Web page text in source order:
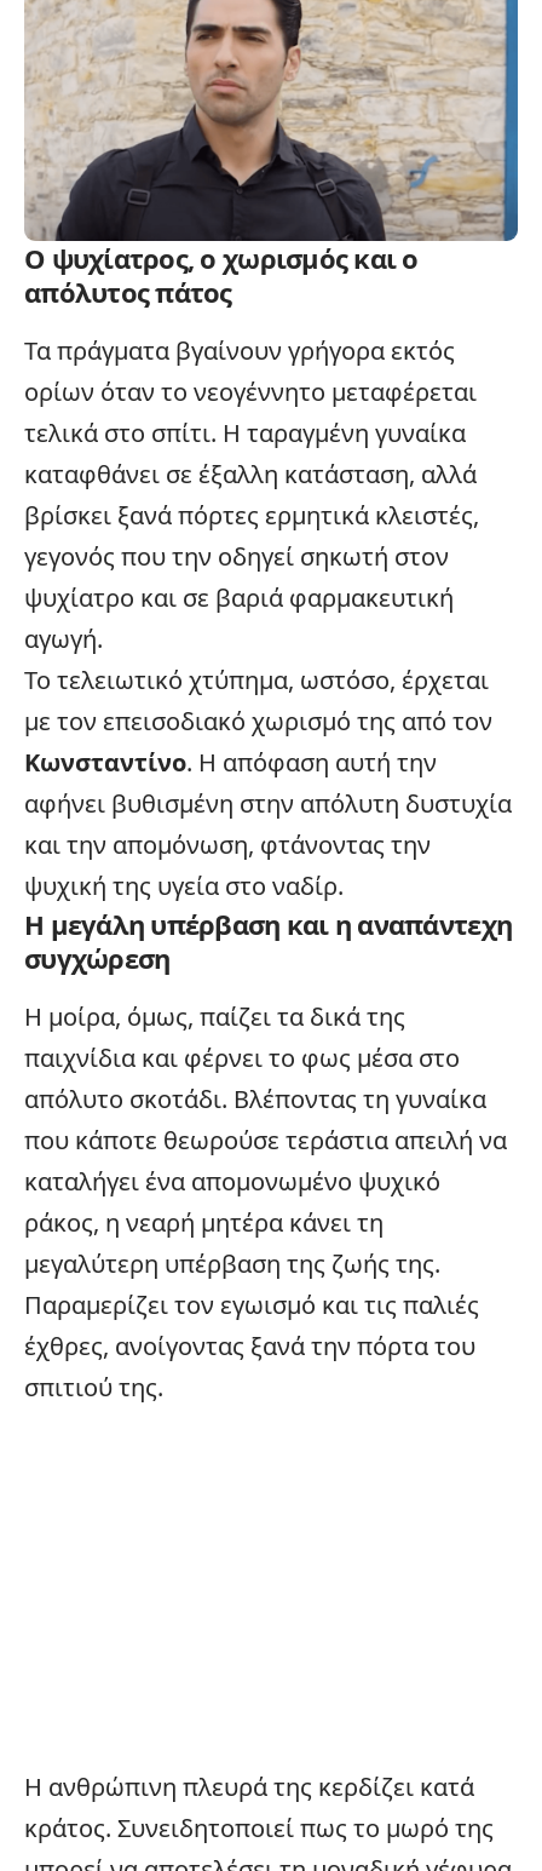
Ο ψυχίατρος, ο χωρισμός και ο
απόλυτος πάτος
Τα πράγματα βγαίνουν γρήγορα εκτός
ορίων όταν το νεογέννητο μεταφέρεται
τελικά στο σπίτι. Η ταραγμένη γυναίκα
καταφθάνει σε έξαλλη κατάσταση, αλλά
βρίσκει ξανά πόρτες ερμητικά κλειστές,
γεγονός που την οδηγεί σηκωτή στον
ψυχίατρο και σε βαριά φαρμακευτική
αγωγή.
Το τελειωτικό χτύπημα, ωστόσο, έρχεται
με τον επεισοδιακό χωρισμό της από τον
Κωνσταντίνο. Η απόφαση αυτή την
αφήνει βυθισμένη στην απόλυτη δυστυχία
και την απομόνωση, φτάνοντας την
ψυχική της υγεία στο ναδίρ.
Η μεγάλη υπέρβαση και η αναπάντεχη
συγχώρεση
Η μοίρα, όμως, παίζει τα δικά της
παιχνίδια και φέρνει το φως μέσα στο
απόλυτο σκοτάδι. Βλέποντας τη γυναίκα
που κάποτε θεωρούσε τεράστια απειλή να
καταλήγει ένα απομονωμένο ψυχικό
ράκος, η νεαρή μητέρα κάνει τη
μεγαλύτερη υπέρβαση της ζωής της.
Παραμερίζει τον εγωισμό και τις παλιές
έχθρες, ανοίγοντας ξανά την πόρτα του
σπιτιού της.
Η ανθρώπινη πλευρά της κερδίζει κατά
κράτος. Συνειδητοποιεί πως το μωρό της